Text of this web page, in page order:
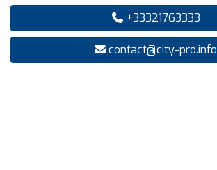
+33321763333
contact@city-pro.info